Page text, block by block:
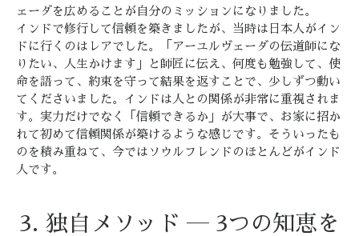
ェーダを広めることが自分のミッションになりました。
インドで修行して信頼を築きましたが、当時は日本人がイン
ドに行くのはレアでした。「アーユルヴェーダの伝道師にな
りたい、人生かけます」と師匠に伝え、何度も勉強して、使
命を語って、約束を守って結果を返すことで、少しずつ動い
てくださいました。インドは人との関係が非常に重視されま
す。実力だけでなく「信頼できるか」が大事で、お家に招か
れて初めて信頼関係が築けるような感じです。そういったも
のを積み重ねて、今ではソウルフレンドのほとんどがインド
人です。
3. 独自メソッド ― 3つの知恵を